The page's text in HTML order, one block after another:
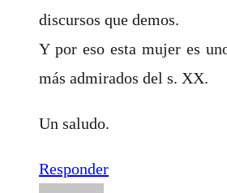
discursos que demos.
Y por eso esta mujer es
más admirados del s. XX.
Un saludo.
Responder